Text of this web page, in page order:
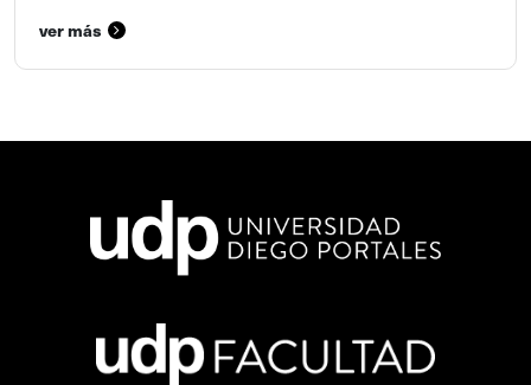
ver más